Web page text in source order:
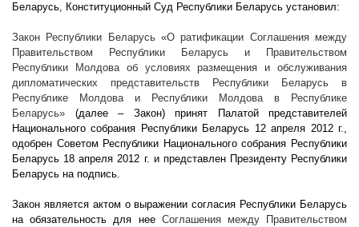
Беларусь, Конституционный Суд Республики Беларусь установил:
Закон Республики Беларусь «О ратификации Соглашения между
Правительством Республики Беларусь и Правительством
Республики Молдова об условиях размещения и обслуживания
дипломатических представительств Республики Беларусь в
Республике Молдова и Республики Молдова в Республике
Беларусь» (далее – Закон) принят Палатой представителей
Национального собрания Республики Беларусь 12 апреля 2012 г.,
одобрен Советом Республики Национального собрания Республики
Беларусь 18 апреля2012 г. и представлен Президенту Республики
Беларусь на подпись.
Закон является актом о выражении согласия Республики Беларусь
на обязательность для нее Соглашения между Правительством